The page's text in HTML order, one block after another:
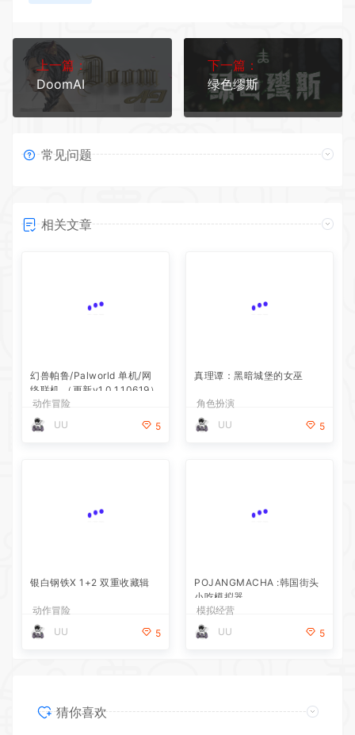
上一篇：
DoomAI
下一篇：
绿色缪斯
常见问题
相关文章
幻兽帕鲁/Palworld 单机/网
络联机 （更新v1.0.1.10619）
动作冒险
UU
5
真理谭：黑暗城堡的女巫
角色扮演
UU
5
银白钢铁X 1+2 双重收藏辑
动作冒险
UU
5
POJANGMACHA :韩国街头
小吃模拟器
模拟经营
UU
5
猜你喜欢